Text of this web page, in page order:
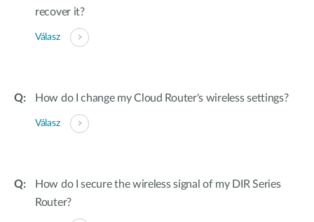
recover it?
Válasz
How do I change my Cloud Router's wireless settings?
Válasz
How do I secure the wireless signal of my DIR Series
Router?